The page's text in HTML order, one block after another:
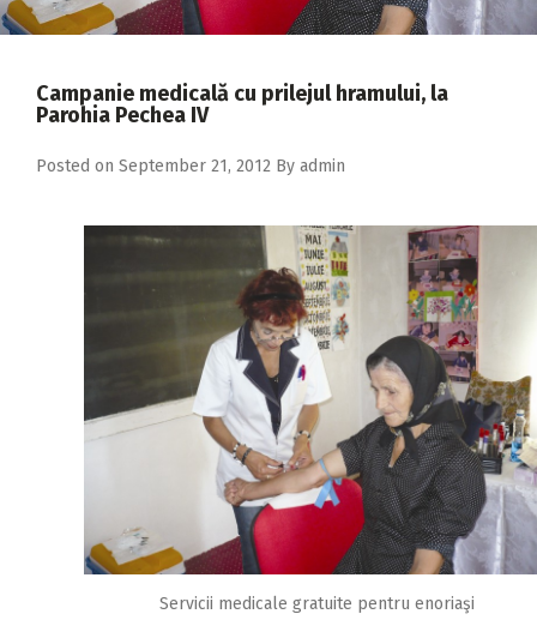
2018
2016
Campanie medicală cu prilejul hramului, la
Parohia Pechea IV
Posted on September 21, 2012 By admin
Servicii medicale gratuite pentru enoriaşi